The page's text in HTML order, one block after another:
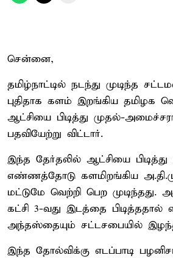
சென்னை,
தமிழ்நாட்டில் நடந்து முடிந்த
புதிதாக களம் இறங்கிய தமிழக
ஆட்சியை பிடித்து முதல்-
பதவியேற்று விட்டார்.
இந்த தேர்தலில் ஆட்சியை
எண்ணத்தோடு களமிறங்கிய
மட்டுமே வெற்றி பெற முடிந்தது.
கட்சி 3-வது இடத்தை பிடித்ததால்
அந்தஸ்தையும் சட்டசபையில்
இந்த தோல்விக்கு எடப்பாடி